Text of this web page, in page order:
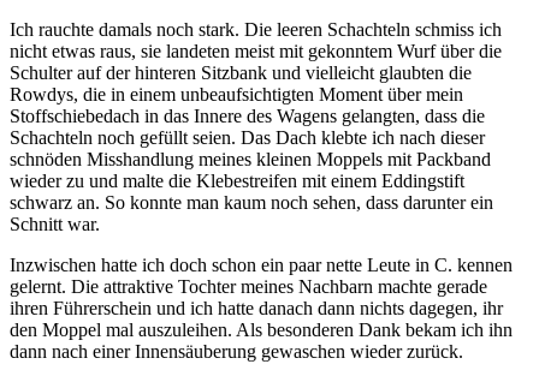
Ich rauchte damals noch stark. Die leeren Schachteln schmiss ich
nicht etwas raus, sie landeten meist mit gekonntem Wurf über die
Schulter auf der hinteren Sitzbank und vielleicht glaubten die
Rowdys, die in einem unbeaufsichtigten Moment über mein
Stoffschiebedach in das Innere des Wagens gelangten, dass die
Schachteln noch gefüllt seien. Das Dach klebte ich nach dieser
schnöden Misshandlung meines kleinen Moppels mit Packband
wieder zu und malte die Klebestreifen mit einem Eddingstift
schwarz an. So konnte man kaum noch sehen, dass darunter ein
Schnitt war.
Inzwischen hatte ich doch schon ein paar nette Leute in C. kennen
gelernt. Die attraktive Tochter meines Nachbarn machte gerade
ihren Führerschein und ich hatte danach dann nichts dagegen, ihr
den Moppel mal auszuleihen. Als besonderen Dank bekam ich ihn
dann nach einer Innensäuberung gewaschen wieder zurück.